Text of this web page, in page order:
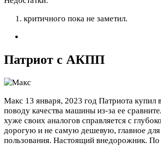
критичного пока не заметил.
Патриот с АКПП
Макс 13 января, 2023 год Патриота купил
поводу качества машины из-за ее
хуже своих аналогов справляется с
дорогую и не самую дешевую, главное
пользования. Настоящий внедорожник. По